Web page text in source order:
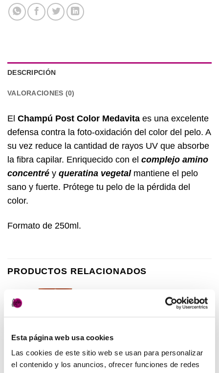
Esta página web usa cookies
Las cookies de este sitio web se usan para personalizar
el contenido y los anuncios, ofrecer funciones de redes
DESCRIPCIÓN
VALORACIONES (0)
El Champú Post Color Medavita es una excelente
defensa contra la foto-oxidación del color del pelo. A
su vez reduce la cantidad de rayos UV que absorbe
la fibra capilar. Enriquecido con el complejo amino
concentré y queratina vegetalmantiene el pelo
sano y fuerte. Prótege tu pelo de la pérdida del
color.
Formato de 250ml.
PRODUCTOS RELACIONADOS
Añadir
deseos
Añadir